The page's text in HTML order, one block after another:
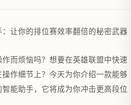
而烦恼吗？想要在英雄联盟中快速
作细节上？今天为你介绍一款能够
能助手，它将成为你冲击更高段位